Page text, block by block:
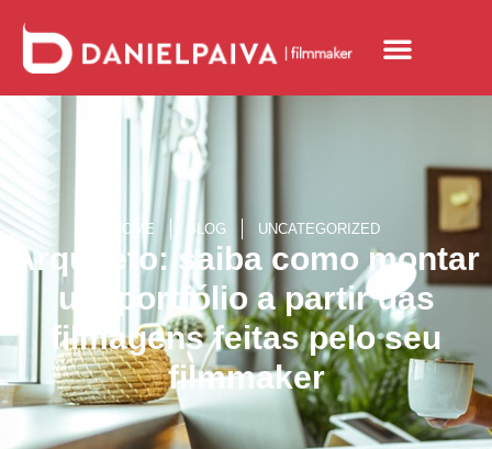
HOME BLOG UNCATEGORIZED
Arquiteto: saiba como montar
um portfólio a partir das
filmagens feitas pelo seu
filmmaker